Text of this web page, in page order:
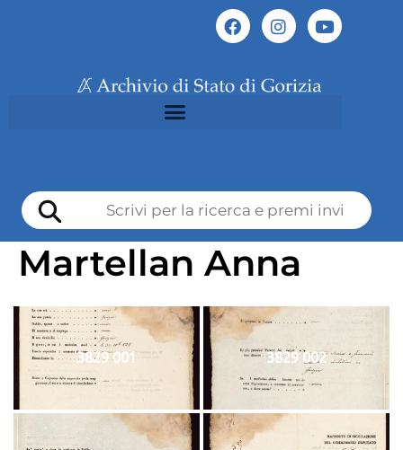
Martellan Anna
3829 001 3829 002